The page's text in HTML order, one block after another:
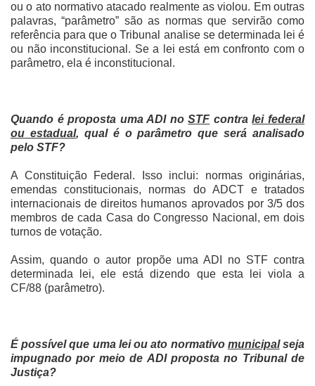
ou o ato normativo atacado realmente as violou. Em outras
palavras, “parâmetro” são as normas que servirão como
referência para que o Tribunal analise se determinada lei é
ou não inconstitucional. Se a lei está em confronto com o
parâmetro, ela é inconstitucional.
Quando é proposta uma ADI noSTF contralei federal
ou estadual, qual é o parâmetro que será analisado
pelo STF?
A Constituição Federal. Isso inclui: normas originárias,
emendas constitucionais, normas do ADCT e tratados
internacionais de direitos humanos aprovados por 3/5 dos
membros de cada Casa do Congresso Nacional, em dois
turnos de votação.
Assim, quando o autor propõe uma ADI no STF contra
determinada lei, ele está dizendo que esta lei viola a
CF/88 (parâmetro).
É possível que uma lei ou ato normativo municipalseja
impugnado por meio de ADI proposta no Tribunal de
Justiça?